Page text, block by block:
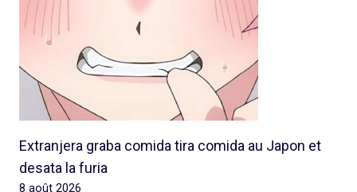
Extranjera graba comida tira comida au Japon et
desata la furia
8 août 2026